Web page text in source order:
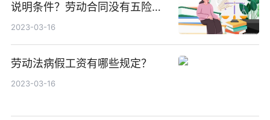
说明条件？劳动合同没有五险一
金违法吗？
2023-03-16
劳动法病假工资有哪些规定？
2023-03-16